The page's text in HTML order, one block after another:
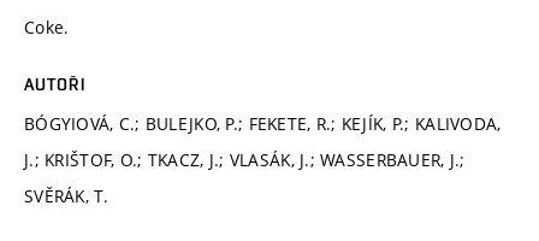
Coke.
AUTOŘI
BÓGYIOVÁ, C.; BULEJKO, P.; FEKETE, R.; KEJÍK, P.; KALIVODA,
J.; KRIŠTOF, O.; TKACZ, J.; VLASÁK, J.; WASSERBAUER, J.;
SVĚRÁK, T.